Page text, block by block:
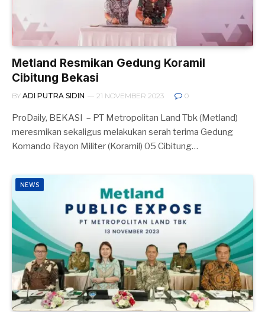
Metland Resmikan Gedung Koramil
Cibitung Bekasi
BY ADI PUTRA SIDIN 21 NOVEMBER 2023 0
ProDaily, BEKASI – PT Metropolitan Land Tbk (Metland)
meresmikan sekaligus melakukan serah terima Gedung
Komando Rayon Militer (Koramil) 05 Cibitung…
NEWS